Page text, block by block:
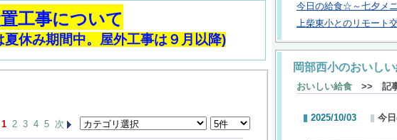
工事について
休み期間中。屋外工事は９月以降)
1 2 3 4 5 次
今日の給食☆～七夕メ
上柴東小とのリモート
岡部西小のおいし
おいしい給食 >> 記
2025/10/03 今